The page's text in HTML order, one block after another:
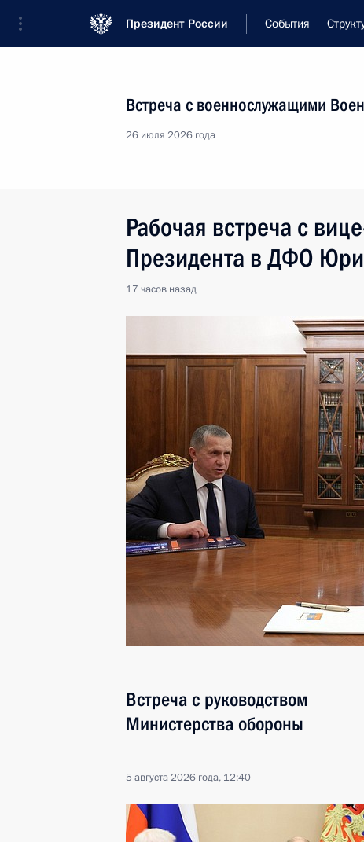
Президент России События
Встреча с военнослужащими
26 июля 2026 года
Рабочая встреча с
Президента в ДФО
17 часов назад
Встреча с руководством
Министерства обороны
5 августа 2026 года, 12:40